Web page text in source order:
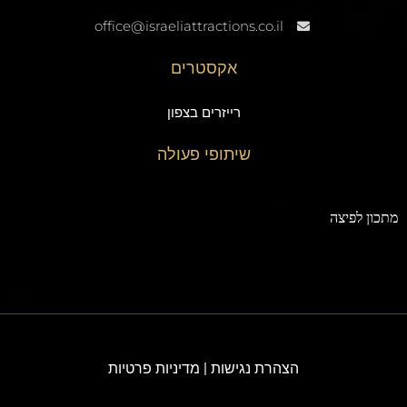
office@israeliattractions.co.il
אקסטרים
רייזרים בצפון
שיתופי פעולה
לפיצה
הצהרת נגישות|מדיניות פרטיות